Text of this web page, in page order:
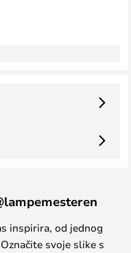
inspirira, od jednog
svoje slike s